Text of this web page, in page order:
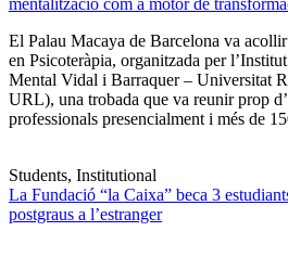
mentalització com a motor de
El Palau Macaya de Barcelona va
en Psicoteràpia, organitzada per
Mental Vidal i Barraquer – Universitat
URL), una trobada que va reunir prop
professionals presencialment i més de
Students, Institutional
La Fundació “la Caixa” beca 3
postgraus a l’estranger